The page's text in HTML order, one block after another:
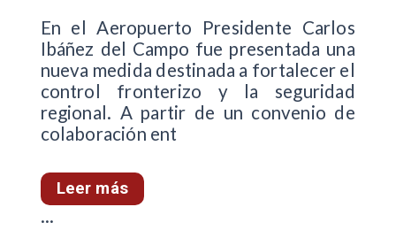
En el Aeropuerto Presidente Carlos
Ibáñez del Campo fue presentada una
nueva medida destinada a fortalecer el
control fronterizo y la seguridad
regional. A partir de un convenio de
colaboración ent
Leer más
...